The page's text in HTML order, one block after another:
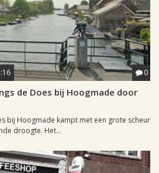
0
de Does bij Hoogmade door
bij Hoogmade kampt met een grote scheur
droogte. Het...